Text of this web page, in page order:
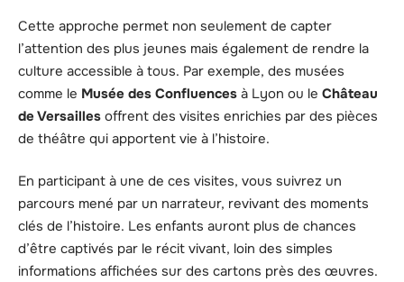
Cette approche permet non seulement de capter
l’attention des plus jeunes mais également de rendre la
culture accessible à tous. Par exemple, des musées
comme le Musée des Confluences à Lyon ou le Château
de Versailles offrent des visites enrichies par des pièces
de théâtre qui apportent vie à l’histoire.
En participant à une de ces visites, vous suivrez un
parcours mené par un narrateur, revivant des moments
clés de l’histoire. Les enfants auront plus de chances
d’être captivés par le récit vivant, loin des simples
informations affichées sur des cartons près des œuvres.